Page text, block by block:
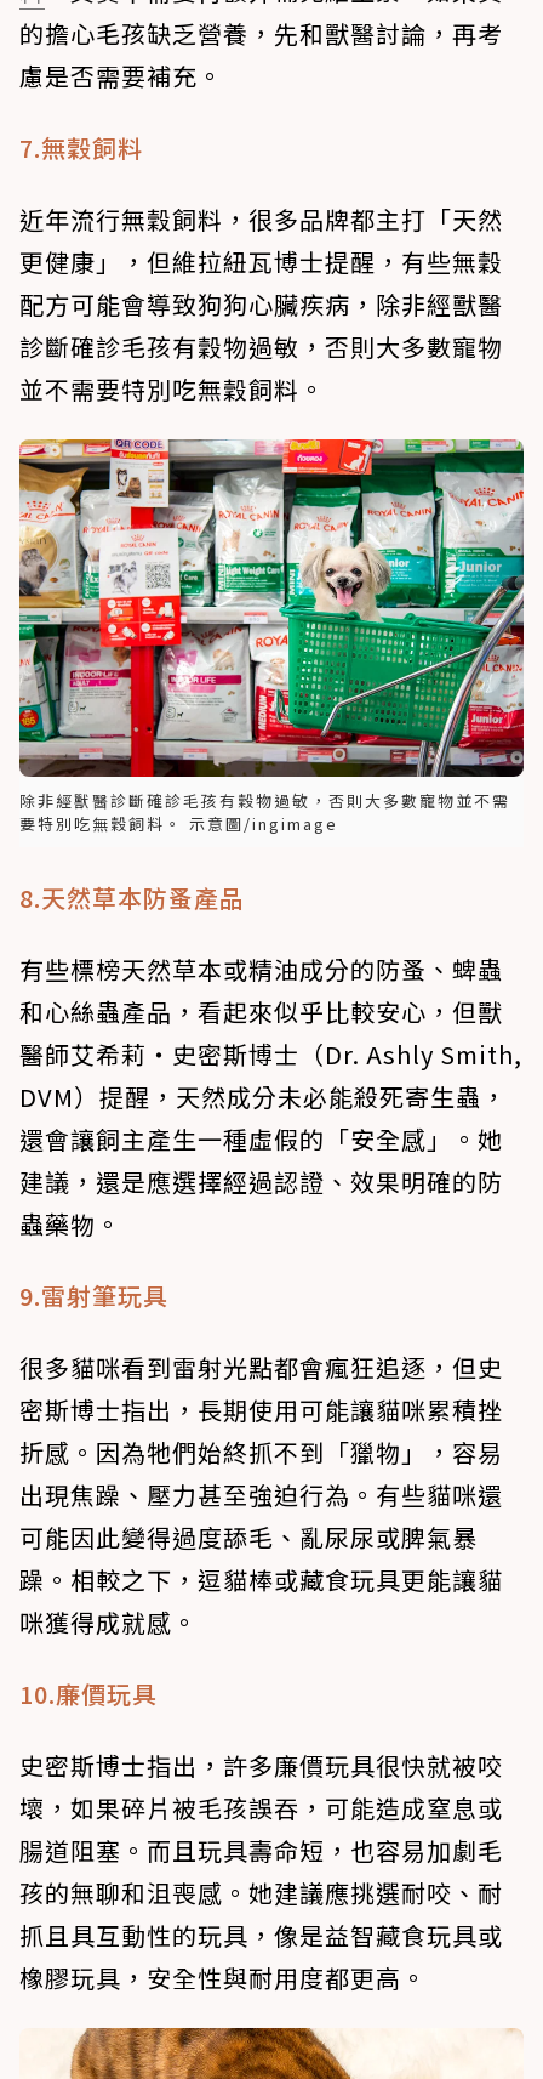
的擔心毛孩缺乏營養，先和獸醫討論，再考
慮是否需要補充。
7.無穀飼料
近年流行無穀飼料，很多品牌都主打「天然
更健康」，但維拉紐瓦博士提醒，有些無穀
配方可能會導致狗狗心臟疾病，除非經獸醫
診斷確診毛孩有穀物過敏，否則大多數寵物
並不需要特別吃無穀飼料。
除非經獸醫診斷確診毛孩有穀物過敏，否則大多數寵物並不需
要特別吃無穀飼料。 示意圖/ingimage
8.天然草本防蚤產品
有些標榜天然草本或精油成分的防蚤、蜱蟲
和心絲蟲產品，看起來似乎比較安心，但獸
醫師艾希莉‧史密斯博士（Dr. Ashly Smith,
DVM）提醒，天然成分未必能殺死寄生蟲，
還會讓飼主產生一種虛假的「安全感」。她
建議，還是應選擇經過認證、效果明確的防
蟲藥物。
9.雷射筆玩具
很多貓咪看到雷射光點都會瘋狂追逐，但史
密斯博士指出，長期使用可能讓貓咪累積挫
折感。因為牠們始終抓不到「獵物」，容易
出現焦躁、壓力甚至強迫行為。有些貓咪還
可能因此變得過度舔毛、亂尿尿或脾氣暴
躁。相較之下，逗貓棒或藏食玩具更能讓貓
咪獲得成就感。
10.廉價玩具
史密斯博士指出，許多廉價玩具很快就被咬
壞，如果碎片被毛孩誤吞，可能造成窒息或
腸道阻塞。而且玩具壽命短，也容易加劇毛
孩的無聊和沮喪感。她建議應挑選耐咬、耐
抓且具互動性的玩具，像是益智藏食玩具或
橡膠玩具，安全性與耐用度都更高。